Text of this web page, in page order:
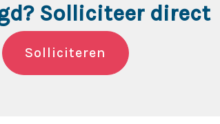
Solliciteer direct
Solliciteren